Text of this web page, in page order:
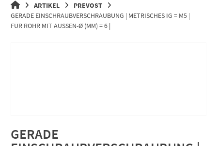
DRUCKLUFT-
ONLINE
|
ARTIKEL
PREVOST
GERADE EINSCHRAUBVERSCHRAUBUNG | METRISCHES IG = M5 |
FÜR ROHR MIT AUSSEN-Ø (MM) = 6 |
GERADE